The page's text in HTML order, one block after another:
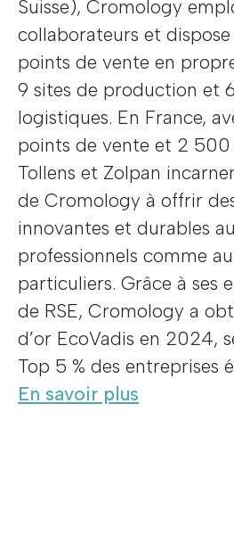
Suisse), Cromology
collaborateurs et
points de vente en
9 sites de production et
logistiques. En France,
points de vente et 2 500
Tollens et Zolpan
de Cromology à offrir
innovantes et durables
professionnels comme
particuliers. Grâce à ses
de RSE, Cromology a
d’or EcoVadis en 2024,
Top 5 % des entreprises
En savoir plus